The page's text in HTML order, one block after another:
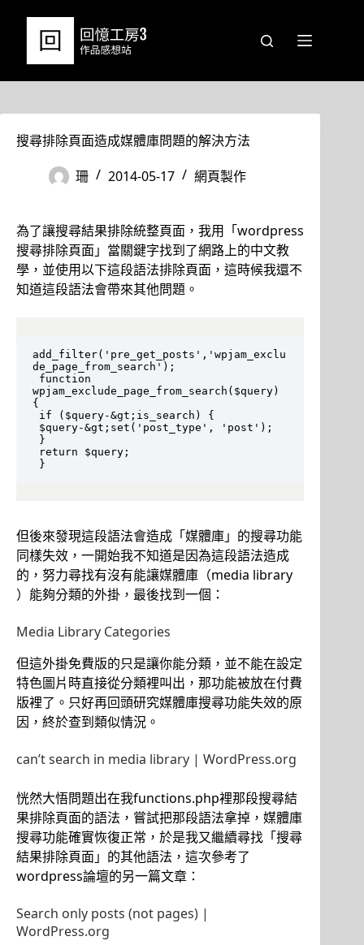
搜尋排除頁面造成媒體庫問題的解決方法
珊
2014-05-17 網頁製作
為了讓搜尋結果排除統整頁面，我用「wordpress
搜尋排除頁面」當關鍵字找到了網路上的中文教
學，並使用以下這段語法排除頁面，這時候我還不
知道這段語法會帶來其他問題。
add_filter('pre_get_posts','wpjam_exclu
de_page_from_search');
wpjam_exclude_page_from_search($query)
{
}
但後來發現這段語法會造成「媒體庫」的搜尋功能
同樣失效，一開始我不知道是因為這段語法造成
的，努力尋找有沒有能讓媒體庫（media library
）能夠分類的外掛，最後找到一個：
Media Library Categories
但這外掛免費版的只是讓你能分類，並不能在設定
特色圖片時直接從分類裡叫出，那功能被放在付費
版裡了。只好再回頭研究媒體庫搜尋功能失效的原
因，終於查到類似情況。
can’t search in media library | WordPress.org
恍然大悟問題出在我functions.php裡那段搜尋結
果排除頁面的語法，嘗試把那段語法拿掉，媒體庫
搜尋功能確實恢復正常，於是我又繼續尋找「搜尋
結果排除頁面」的其他語法，這次參考了
wordpress論壇的另一篇文章：
Search only posts (not pages) |
WordPress.org